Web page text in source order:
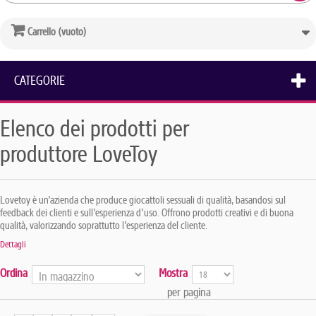
Carrello (vuoto)
CATEGORIE
Elenco dei prodotti per
produttore LoveToy
Lovetoy è un'azienda che produce giocattoli sessuali di qualità, basandosi sul
feedback dei clienti e sull'esperienza d'uso. Offrono prodotti creativi e di buona
qualità, valorizzando soprattutto l'esperienza del cliente.
Dettagli
Ordina
Mostra
per pagina